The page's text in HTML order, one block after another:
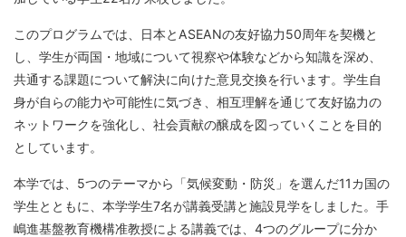
このプログラムでは、日本とASEANの友好協力50周年を契機と
し、学生が両国・地域について視察や体験などから知識を深め、
共通する課題について解決に向けた意見交換を行います。学生自
身が自らの能力や可能性に気づき、相互理解を通じて友好協力の
ネットワークを強化し、社会貢献の醸成を図っていくことを目的
としています。
本学では、5つのテーマから「気候変動・防災」を選んだ11カ国の
学生とともに、本学学生7名が講義受講と施設見学をしました。手
嶋進基盤教育機構准教授による講義では、4つのグループに分か